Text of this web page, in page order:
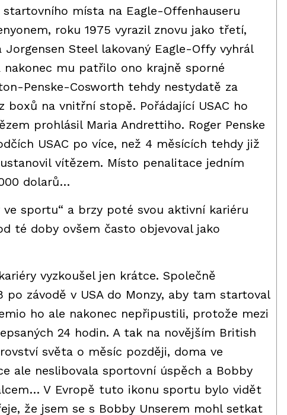
místa na Eagle-Offenhauseru
roku 1975 vyrazil znovu jako třetí,
Steel lakovaný Eagle-Offy vyhrál
mu patřilo ono krajně sporné
Penske-Cosworth tehdy nestydatě za
boxů na vnitřní stopě. Pořádající USAC ho
prohlásil Maria Andrettiho. Roger Penske
USAC po více, než 4 měsících tehdy již
vítězem. Místo penalitace jedním
dolarů…
sportu“ a brzy poté svou aktivní kariéru
té doby ovšem často objevoval jako
vyzkoušel jen krátce. Společně
závodě v USA do Monzy, aby tam startoval
ho ale nakonec nepřipustili, protože mezi
24 hodin. A tak na novějším British
světa o měsíc později, doma ve
ale neslibovala sportovní úspěch a Bobby
V Evropě tuto ikonu sportu bylo vidět
že jsem se s Bobby Unserem mohl setkat